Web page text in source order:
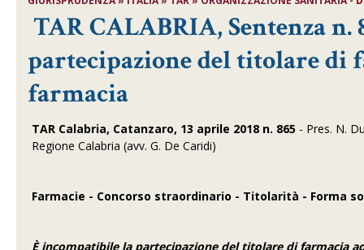
TAR CALABRIA, Sentenza
partecipazione del titolare di
farmacia
TAR Calabria, Catanzaro, 13 aprile 2018 n. 865 - Pres. N.
Regione Calabria (avv. G. De Caridi)
Farmacie - Concorso straordinario - Titolarità - Forma
È incompatibile la partecipazione del titolare di farmacia